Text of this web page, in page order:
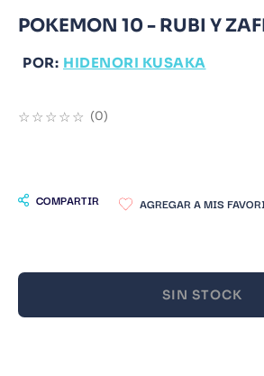
POKEMON 10 - RUBI Y
POR: HIDENORI KUSAKA
☆☆☆☆☆ (0)
COMPARTIR
SIN STOCK
9. Warhammer
10. Infantil